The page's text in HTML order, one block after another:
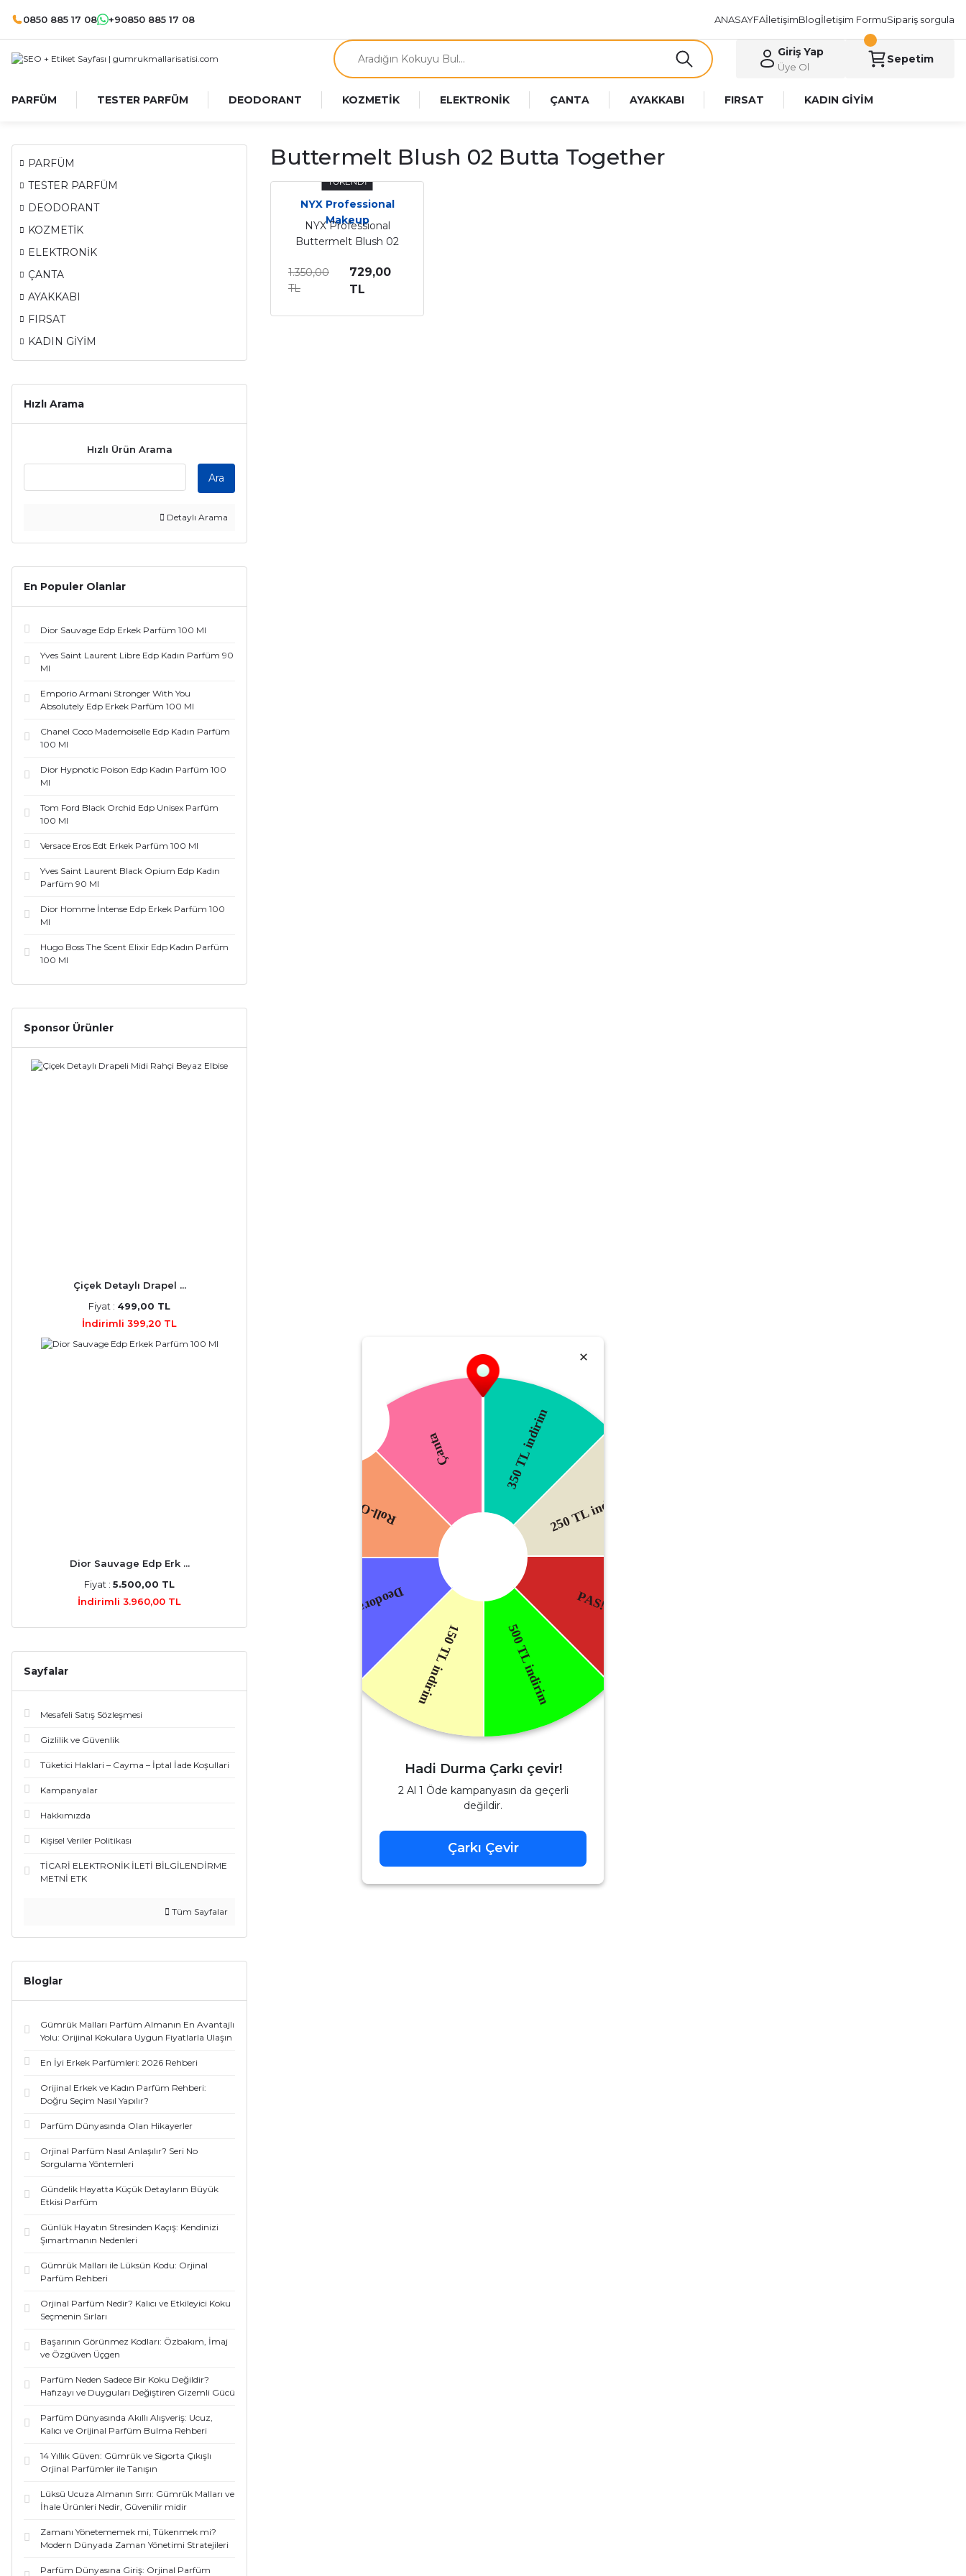
0850 885 17 08 +90850 885 17 08 ANASAYFAİletişimBlogİletişim FormuSipariş sorgula
Giriş Yap
Üye Ol
Sepetim
PARFÜM TESTER PARFÜM DEODORANT KOZMETİK ELEKTRONİK ÇANTA AYAKKABI FIRSAT KADIN GİYİM
PARFÜM
TESTER PARFÜM
DEODORANT
KOZMETİK
ELEKTRONİK
ÇANTA
AYAKKABI
FIRSAT
KADIN GİYİM
Hızlı Arama
Hızlı Ürün Arama
Ara
Detaylı Arama
En Populer Olanlar
Dior Sauvage Edp Erkek Parfüm 100 Ml
Yves Saint Laurent Libre Edp Kadın Parfüm 90
Ml
Emporio Armani Stronger With You
Absolutely Edp Erkek Parfüm 100 Ml
Chanel Coco Mademoiselle Edp Kadın Parfüm
100 Ml
Dior Hypnotic Poison Edp Kadın Parfüm 100
Ml
Tom Ford Black Orchid Edp Unisex Parfüm
100 Ml
Versace Eros Edt Erkek Parfüm 100 Ml
Yves Saint Laurent Black Opium Edp Kadın
Parfüm 90 Ml
Dior Homme İntense Edp Erkek Parfüm 100
Ml
Hugo Boss The Scent Elixir Edp Kadın Parfüm
100 Ml
Sponsor Ürünler
Çiçek Detaylı Drapel ...
Fiyat : 499,00 TL
İndirimli 399,20 TL
Dior Sauvage Edp Erk ...
Fiyat : 5.500,00 TL
İndirimli 3.960,00 TL
Sayfalar
Mesafeli Satış Sözleşmesi
Gizlilik ve Güvenlik
Tüketici Haklari – Cayma – İptal İade Koşullari
Kampanyalar
Hakkımızda
Kişisel Veriler Politikası
TİCARİ ELEKTRONİK İLETİ BİLGİLENDİRME
METNİ ETK
Tüm Sayfalar
Bloglar
Gümrük Malları Parfüm Almanın En Avantajlı
Yolu: Orijinal Kokulara Uygun Fiyatlarla Ulaşın
En İyi Erkek Parfümleri: 2026 Rehberi
Orijinal Erkek ve Kadın Parfüm Rehberi:
Doğru Seçim Nasıl Yapılır?
Parfüm Dünyasında Olan Hikayerler
Orjinal Parfüm Nasıl Anlaşılır? Seri No
Sorgulama Yöntemleri
Gündelik Hayatta Küçük Detayların Büyük
Etkisi Parfüm
Günlük Hayatın Stresinden Kaçış: Kendinizi
Şımartmanın Nedenleri
Gümrük Malları ile Lüksün Kodu: Orjinal
Parfüm Rehberi
Orjinal Parfüm Nedir? Kalıcı ve Etkileyici Koku
Seçmenin Sırları
Başarının Görünmez Kodları: Özbakım, İmaj
ve Özgüven Üçgen
Parfüm Neden Sadece Bir Koku Değildir?
Hafızayı ve Duyguları Değiştiren Gizemli Gücü
Parfüm Dünyasında Akıllı Alışveriş: Ucuz,
Kalıcı ve Orijinal Parfüm Bulma Rehberi
14 Yıllık Güven: Gümrük ve Sigorta Çıkışlı
Orjinal Parfümler ile Tanışın
Lüksü Ucuza Almanın Sırrı: Gümrük Malları ve
İhale Ürünleri Nedir, Güvenilir midir
Zamanı Yönetememek mi, Tükenmek mi?
Modern Dünyada Zaman Yönetimi Stratejileri
Parfüm Dünyasına Giriş: Orjinal Parfüm
Buttermelt Blush 02 Butta Together
TÜKENDİ
NYX Professional
Makeup
NYX Professional
Buttermelt Blush 02
Allık
1.350,00
TL
729,00
TL
Hadi Durma Çarkı çevir!
2 Al 1 Öde kampanyasın da geçerli
değildir.
Çarkı Çevir